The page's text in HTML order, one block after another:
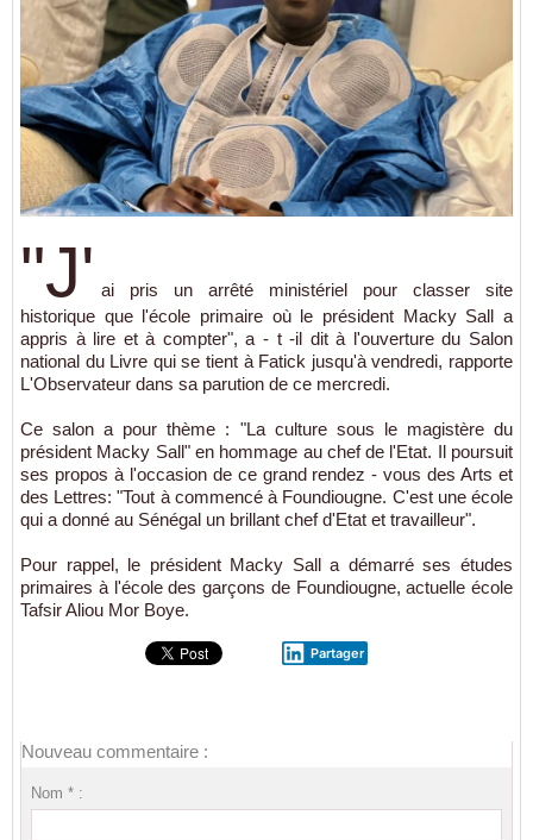
"J' ai pris un arrêté ministériel pour classer site
historique que l'école primaire où le président Macky Sall a
appris à lire et à compter", a - t -il dit à l'ouverture du Salon
national du Livre qui se tient à Fatick jusqu'à vendredi, rapporte
L'Observateur dans sa parution de ce mercredi.
Ce salon a pour thème : "La culture sous le magistère du
président Macky Sall" en hommage au chef de l'Etat. Il poursuit
ses propos à l'occasion de ce grand rendez - vous des Arts et
des Lettres: "Tout à commencé à Foundiougne. C'est une école
qui a donné au Sénégal un brillant chef d'Etat et travailleur".
Pour rappel, le président Macky Sall a démarré ses études
primaires à l'école des garçons de Foundiougne, actuelle école
Tafsir Aliou Mor Boye.
Partager
Nouveau commentaire :
Nom * :